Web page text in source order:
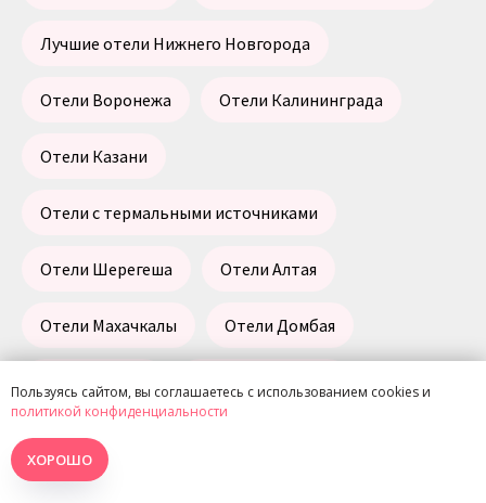
Лучшие отели Нижнего Новгорода
Отели Воронежа Отели Калининграда
Отели Казани
Отели с термальными источниками
Отели Шерегеша Отели Алтая
Отели Махачкалы Отели Домбая
Отели Архыза
Отели Сочи
Пользуясь сайтом, вы соглашаетесь с использованием cookies и
политикой конфиденциальности
ХОРОШО